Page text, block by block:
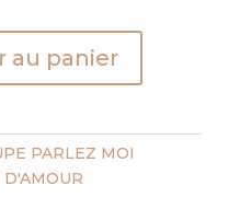
au panier
PARLEZ MOI